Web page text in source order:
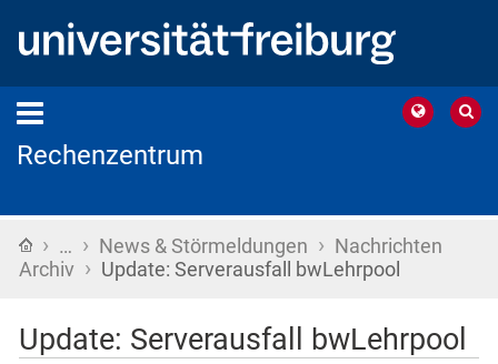
Rechenzentrum
Startseite
› … › News & Störmeldungen › Nachrichten
Archiv › Update: Serverausfall bwLehrpool
Update: Serverausfall bwLehrpool